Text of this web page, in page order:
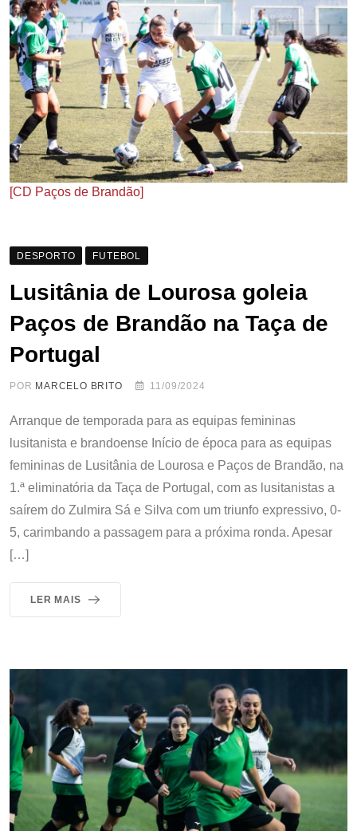
[CD Paços de Brandão]
DESPORTO FUTEBOL
Lusitânia de Lourosa goleia
Paços de Brandão na Taça de
Portugal
POR MARCELO BRITO 11/09/2024
Arranque de temporada para as equipas femininas
lusitanista e brandoense Início de época para as equipas
femininas de Lusitânia de Lourosa e Paços de Brandão, na
1.ª eliminatória da Taça de Portugal, com as lusitanistas a
saírem do Zulmira Sá e Silva com um triunfo expressivo, 0-
5, carimbando a passagem para a próxima ronda. Apesar
[…]
LER MAIS